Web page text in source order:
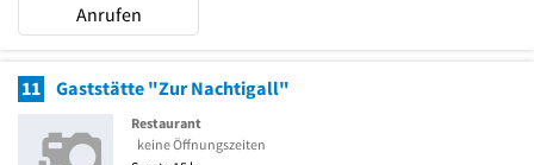
Anrufen
11 Gaststätte "Zur Nachtigall"
Restaurant
keine Öffnungszeiten